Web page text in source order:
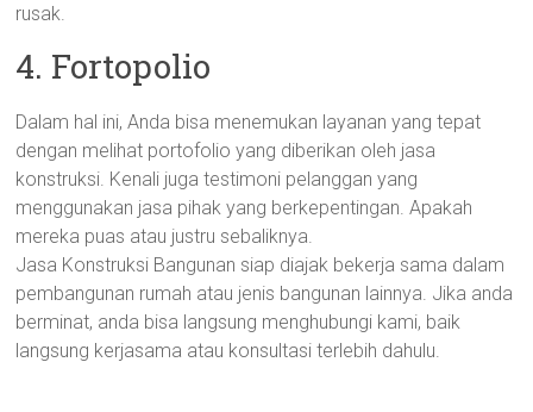
rusak.
4. Fortopolio
Dalam hal ini, Anda bisa menemukan layanan yang tepat
dengan melihat portofolio yang diberikan oleh jasa
konstruksi. Kenali juga testimoni pelanggan yang
menggunakan jasa pihak yang berkepentingan. Apakah
mereka puas atau justru sebaliknya.
Jasa Konstruksi Bangunan siap diajak bekerja sama dalam
pembangunan rumah atau jenis bangunan lainnya. Jika anda
berminat, anda bisa langsung menghubungi kami, baik
langsung kerjasama atau konsultasi terlebih dahulu.